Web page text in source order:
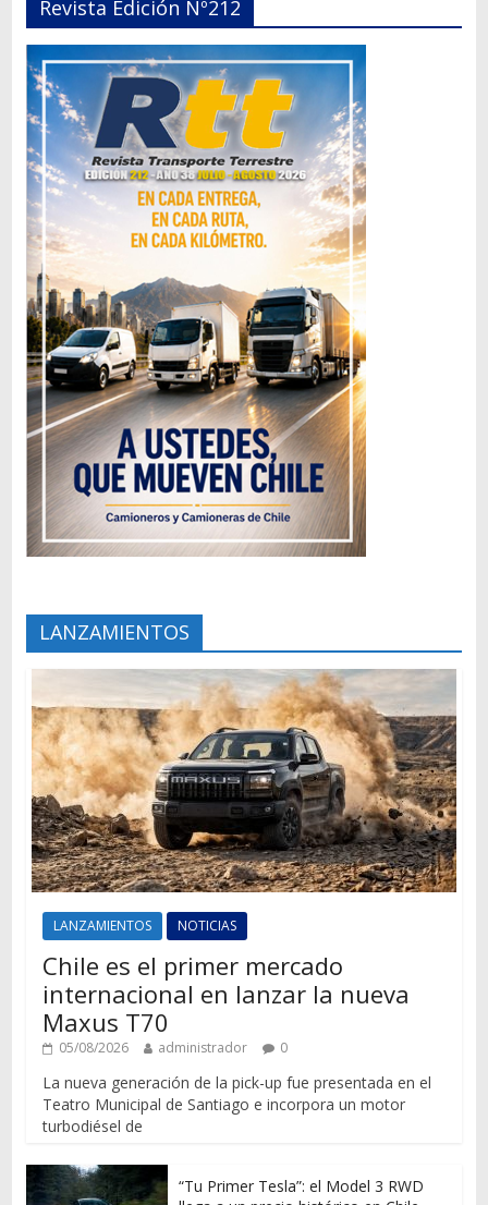
Revista Edición Nº212
LANZAMIENTOS
LANZAMIENTOS NOTICIAS
Chile es el primer mercado
internacional en lanzar la nueva
Maxus T70
05/08/2026 administrador 0
La nueva generación de la pick-up fue presentada en el
Teatro Municipal de Santiago e incorpora un motor
turbodiésel de
“Tu Primer Tesla”: el Model 3 RWD